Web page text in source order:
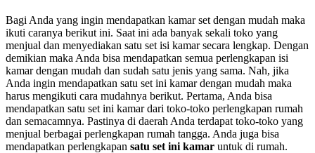
Bagi Anda yang ingin mendapatkan kamar set dengan mudah maka
ikuti caranya berikut ini. Saat ini ada banyak sekali toko yang
menjual dan menyediakan satu set isi kamar secara lengkap. Dengan
demikian maka Anda bisa mendapatkan semua perlengkapan isi
kamar dengan mudah dan sudah satu jenis yang sama. Nah, jika
Anda ingin mendapatkan satu set ini kamar dengan mudah maka
harus mengikuti cara mudahnya berikut. Pertama, Anda bisa
mendapatkan satu set ini kamar dari toko-toko perlengkapan rumah
dan semacamnya. Pastinya di daerah Anda terdapat toko-toko yang
menjual berbagai perlengkapan rumah tangga. Anda juga bisa
mendapatkan perlengkapan satu set ini kamar untuk di rumah.